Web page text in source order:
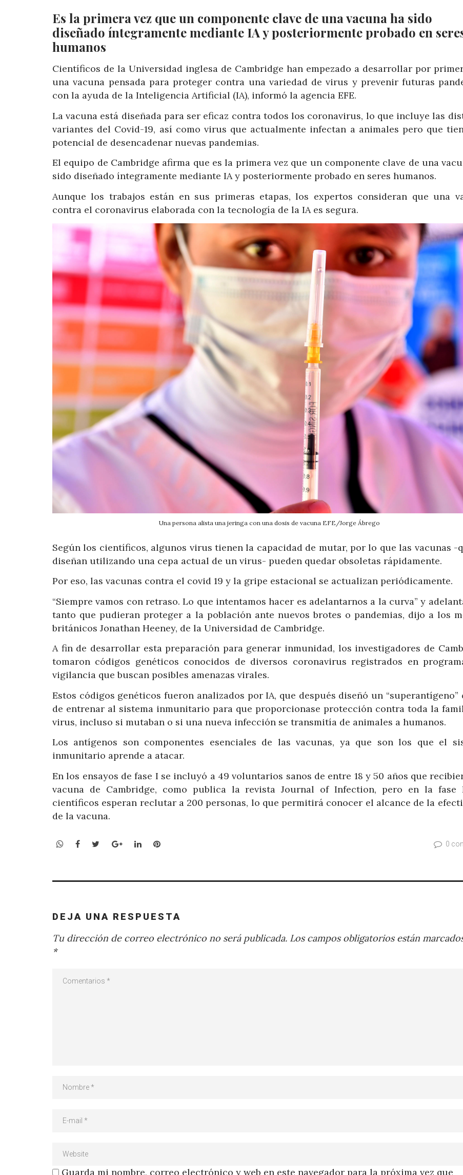
Es la primera vez que un componente clave de una vacuna ha sido
diseñado íntegramente mediante IA y posteriormente probado en
humanos
Científicos de la Universidad inglesa de Cambridge han empezado a desarrollar por
una vacuna pensada para proteger contra una variedad de virus y prevenir futuras
con la ayuda de la Inteligencia Artificial (IA), informó la agencia EFE.
La vacuna está diseñada para ser eficaz contra todos los coronavirus, lo que incluye las
variantes del Covid-19, así como virus que actualmente infectan a animales pero que
potencial de desencadenar nuevas pandemias.
El equipo de Cambridge afirma que es la primera vez que un componente clave de una
sido diseñado íntegramente mediante IA y posteriormente probado en seres humanos.
Aunque los trabajos están en sus primeras etapas, los expertos consideran que una
contra el coronavirus elaborada con la tecnología de la IA es segura.
Una persona alista una jeringa con una dosis de vacuna EFE/Jorge Ábrego
Según los científicos, algunos virus tienen la capacidad de mutar, por lo que las vacunas -
diseñan utilizando una cepa actual de un virus- pueden quedar obsoletas rápidamente.
Por eso, las vacunas contra el covid 19 y la gripe estacional se actualizan periódicamente.
“Siempre vamos con retraso. Lo que intentamos hacer es adelantarnos a la curva” y
tanto que pudieran proteger a la población ante nuevos brotes o pandemias, dijo a los
británicos Jonathan Heeney, de la Universidad de Cambridge.
A fin de desarrollar esta preparación para generar inmunidad, los investigadores de
tomaron códigos genéticos conocidos de diversos coronavirus registrados en
vigilancia que buscan posibles amenazas virales.
Estos códigos genéticos fueron analizados por IA, que después diseñó un “superantígeno”
de entrenar al sistema inmunitario para que proporcionase protección contra toda la
virus, incluso si mutaban o si una nueva infección se transmitía de animales a humanos.
Los antígenos son componentes esenciales de las vacunas, ya que son los que el
inmunitario aprende a atacar.
En los ensayos de fase I se incluyó a 49 voluntarios sanos de entre 18 y 50 años que
vacuna de Cambridge, como publica la revista Journal of Infection, pero en la fase
científicos esperan reclutar a 200 personas, lo que permitirá conocer el alcance de la
de la vacuna.
WhatsApp
Facebook
TwitterGoogle+LinkedInPinterest 0
DEJA UNA RESPUESTA
Tu dirección de correo electrónico no será publicada. Los campos obligatorios están
*
Guarda mi nombre, correo electrónico y web en este navegador para la próxima vez que